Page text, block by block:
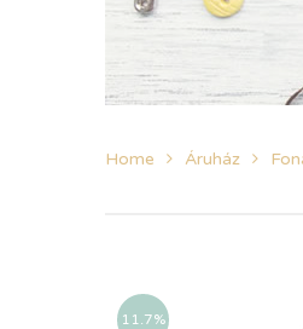
Home Áruház
11.7%